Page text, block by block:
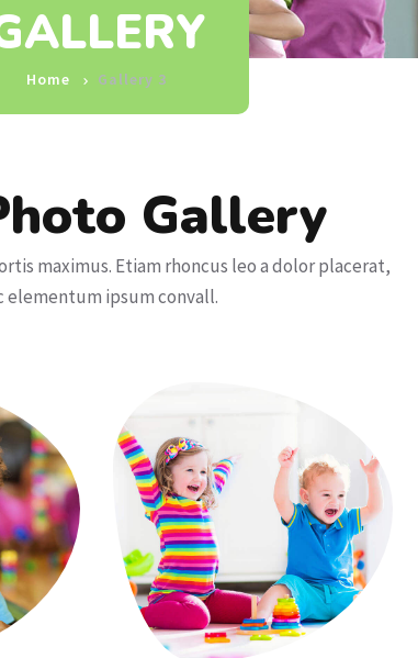
Home Gallery 3
Gallery
maximus. Etiam rhoncus leo a dolor placerat,
elementum ipsum convall.